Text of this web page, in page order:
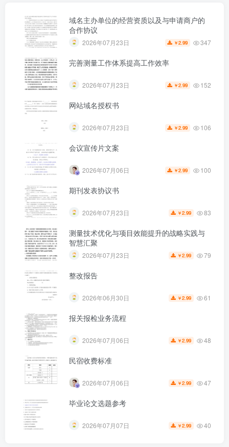
域名主办单位的经营资质以及与申请商户的
合作协议
2026年07月23日 ￥2.99 347
完善测量工作体系提高工作效率
2026年07月23日 ￥2.99 152
网站域名授权书
2026年07月23日 ￥2.99 106
会议宣传片文案
2026年07月06日 ￥2.99 100
期刊发表协议书
2026年07月23日 ￥2.99 83
测量技术优化与项目效能提升的战略实践与
智慧汇聚
2026年07月23日 ￥2.99 79
整改报告
2026年06月30日 ￥2.99 61
报关报检业务流程
2026年07月06日 ￥2.99 48
民宿收费标准
2026年07月06日 ￥2.99 47
毕业论文选题参考
2026年07月07日 ￥2.99 40